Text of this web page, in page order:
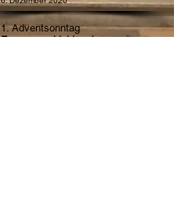
1. Adventsonntag
Frauengeschichten 1